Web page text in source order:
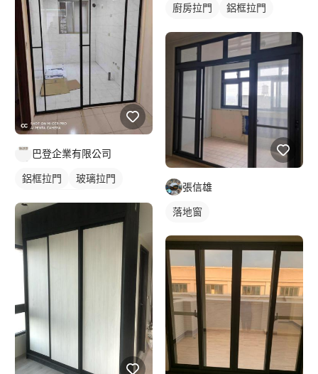
巴登企業有限公司
鋁框拉門
玻璃拉門
玻璃拉門/大門
廚房拉門
鋁框拉門
張信雄
落地窗